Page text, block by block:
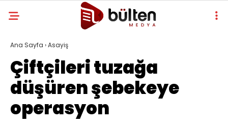
Ana Sayfa ›Asayiş
Çiftçileri tuzağa
düşüren şebekeye
operasyon